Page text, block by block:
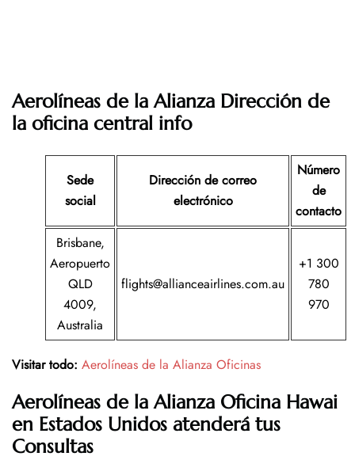
Aerolíneas de la Alianza Dirección de
la oficina central info
Sede
social
Dirección de correo
electrónico
Número
de
contacto
Brisbane,
Aeropuerto
QLD
4009,
Australia
flights@allianceairlines.com.au
+1 300
780
970
Visitar todo: Aerolíneas de la Alianza Oficinas
Aerolíneas de la Alianza Oficina Hawai
en Estados Unidos atenderá tus
Consultas